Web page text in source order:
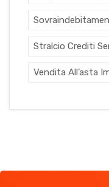
Stralcio Crediti
Vendita All’asta